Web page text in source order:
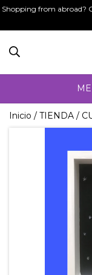
Shopping from abroad?
Inicio / TIENDA /